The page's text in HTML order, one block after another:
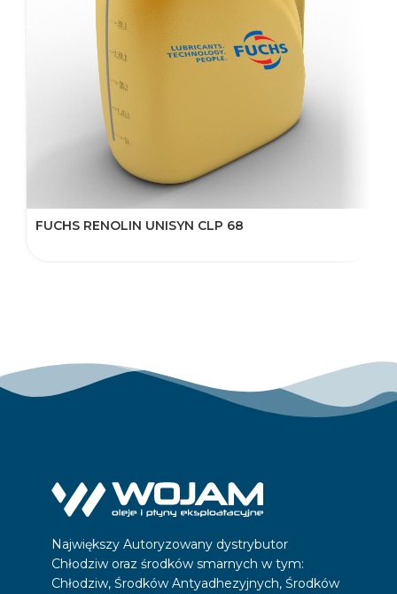
FUCHS RENOLIN UNISYN CLP 68
Największy Autoryzowany dystrybutor
Chłodziw oraz środków smarnych w tym:
Chłodziw, Środków Antyadhezyjnych, Środków